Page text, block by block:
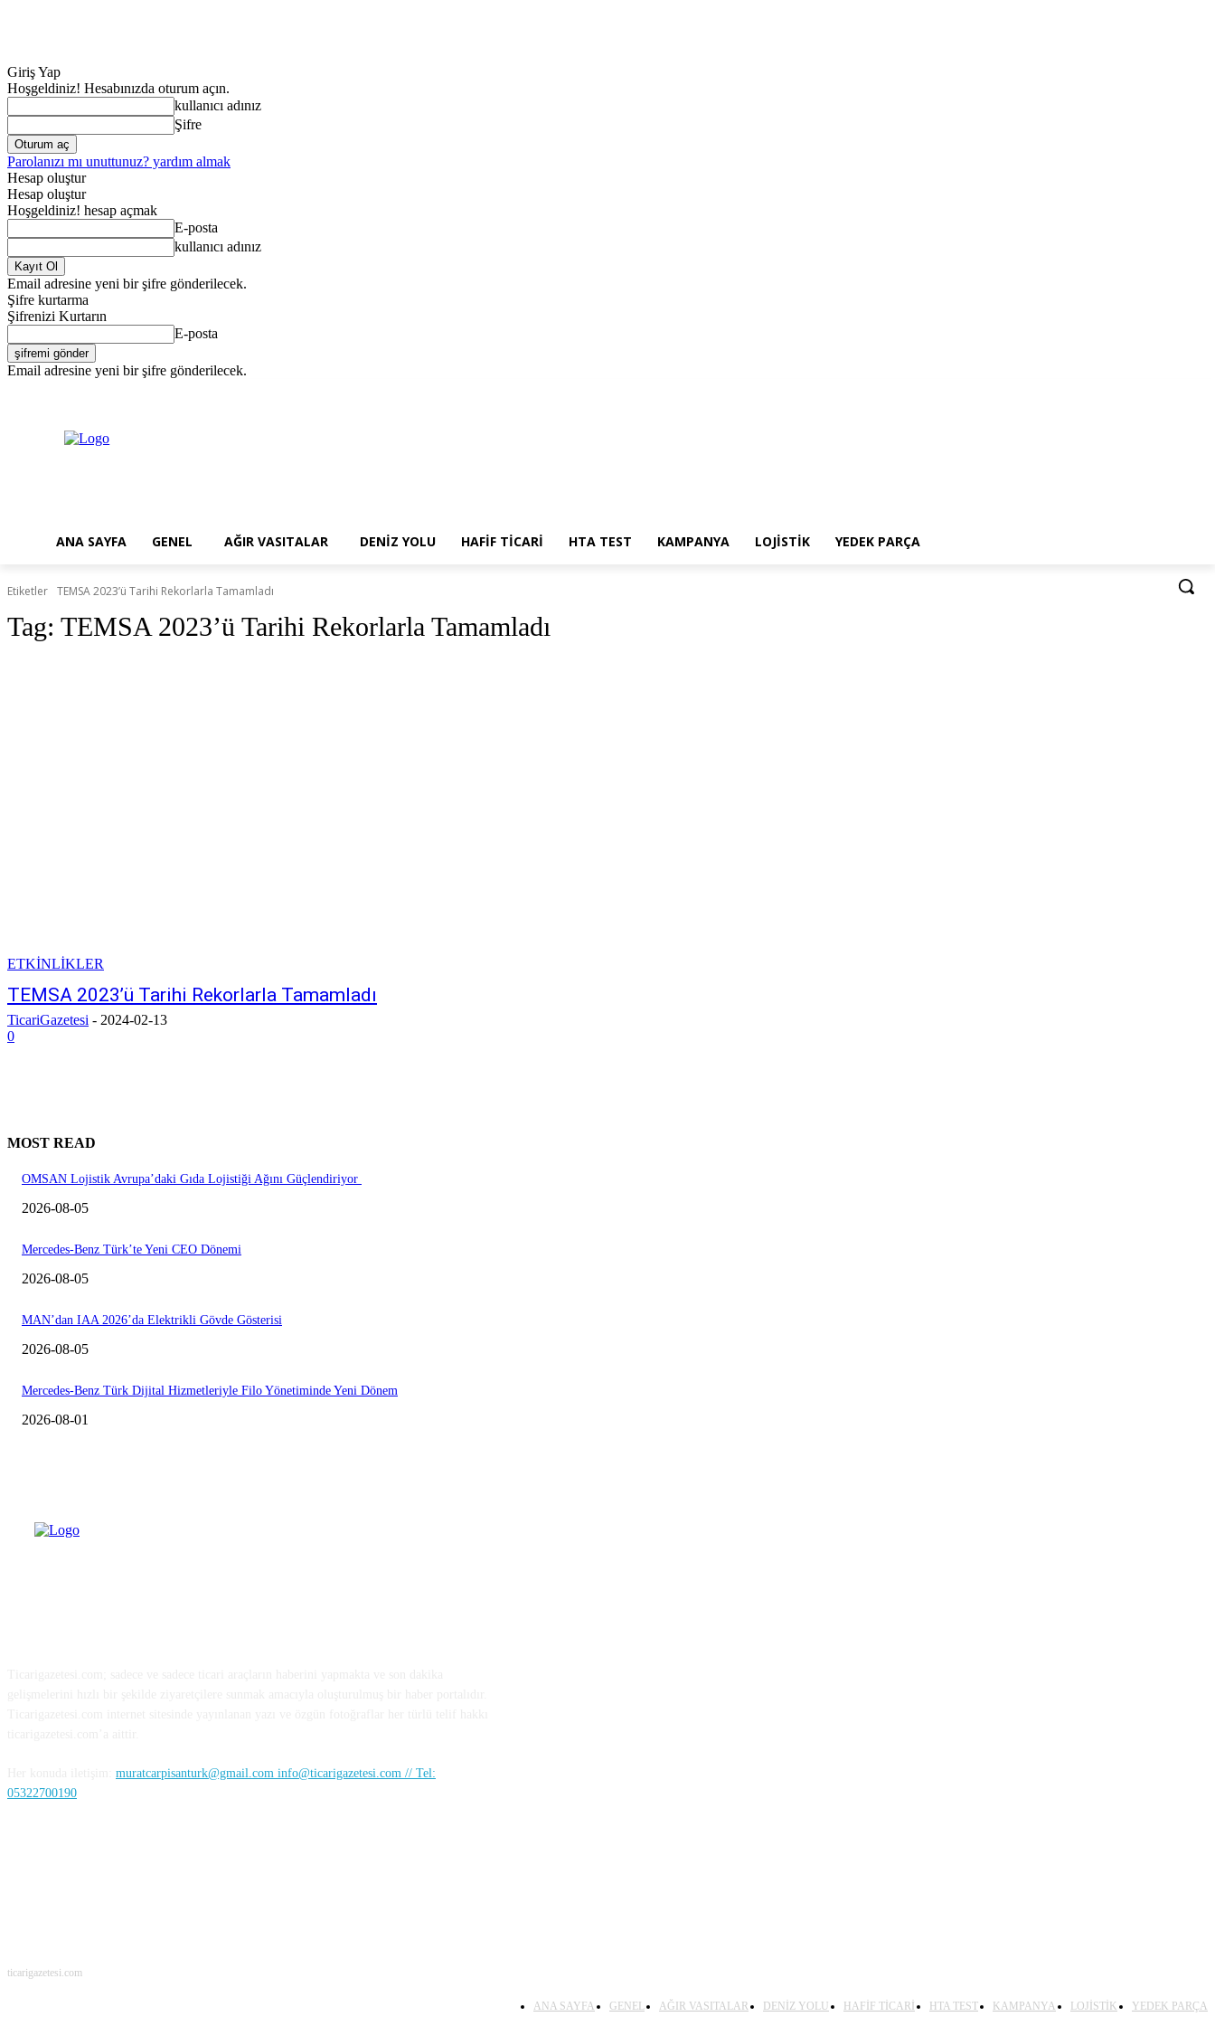
Giriş Yap
Hoşgeldiniz! Hesabınızda oturum açın.
kullanıcı adınız
Şifre
Parolanızı mı unuttunuz? yardım almak
Hesap oluştur
Hesap oluştur
Hoşgeldiniz! hesap açmak
E-posta
kullanıcı adınız
Email adresine yeni bir şifre gönderilecek.
Şifre kurtarma
Şifrenizi Kurtarın
E-posta
Email adresine yeni bir şifre gönderilecek.
ANA SAYFA GENEL AĞIR VASITALAR DENİZ YOLU HAFİF TİCARİ HTA TEST KAMPANYA LOJİSTİK YEDEK PARÇA
Etiketler TEMSA 2023’ü Tarihi Rekorlarla Tamamladı
Tag: TEMSA 2023’ü Tarihi Rekorlarla Tamamladı
ETKİNLİKLER
TEMSA 2023’ü Tarihi Rekorlarla Tamamladı
TicariGazetesi - 2024-02-13
0
MOST READ
OMSAN Lojistik Avrupa’daki Gıda Lojistiği Ağını Güçlendiriyor
2026-08-05
Mercedes-Benz Türk’te Yeni CEO Dönemi
2026-08-05
MAN’dan IAA 2026’da Elektrikli Gövde Gösterisi
2026-08-05
Mercedes-Benz Türk Dijital Hizmetleriyle Filo Yönetiminde Yeni Dönem
2026-08-01
muratcarpisanturk@gmail.com info@ticarigazetesi.com // Tel:
05322700190
ticarigazetesi.com
ANA SAYFA GENEL AĞIR VASITALAR DENİZ YOLU HAFİF TİCARİ HTA TEST KAMPANYA LOJİSTİK YEDEK PARÇA